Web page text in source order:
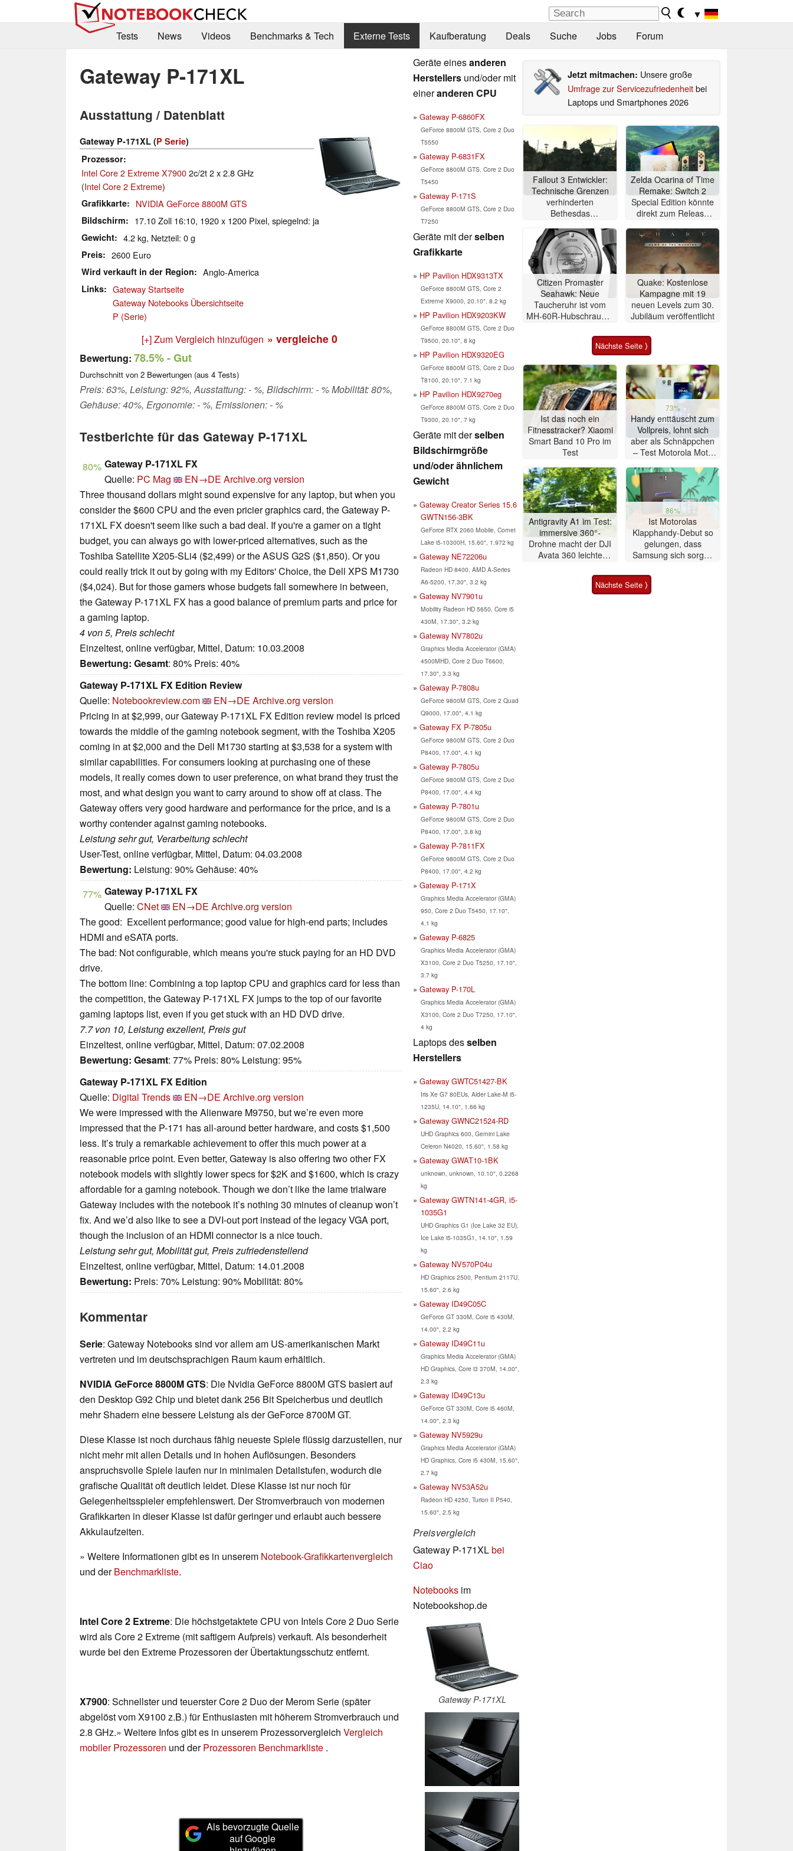
▼
Tests
News Videos Benchmarks & Tech Externe Tests Kaufberatung Deals Suche Jobs Forum
Gateway P-171XL
Ausstattung / Datenblatt
Gateway P-171XL (P Serie)
Prozessor
Intel Core 2 Extreme X79002c/2t 2 x 2.8 GHz
(Intel Core 2 Extreme)
Grafikkarte NVIDIA GeForce 8800M GTS
Bildschirm 17.10 Zoll 16:10, 1920 x 1200 Pixel, spiegelnd: ja
Gewicht 4.2 kg, Netzteil: 0 g
Preis 2600 Euro
Wird verkauft in der Region Anglo-America
Links
Gateway Startseite
Gateway Notebooks Übersichtseite
P (Serie)
[+] Zum Vergleich hinzufügen » vergleiche 0
Bewertung: 78.5%- Gut
Durchschnitt von 2 Bewertungen (aus 4 Tests)
Preis: 63%, Leistung: 92%, Ausstattung: - %, Bildschirm: - % Mobilität: 80%,
Gehäuse: 40%, Ergonomie: - %, Emissionen: - %
Testberichte für das Gateway P-171XL
80% Gateway P-171XL FX
Quelle: PC Mag EN→DE Archive.org version
Three thousand dollars might sound expensive for any laptop, but when you
consider the $600 CPU and the even pricier graphics card, the Gateway P-
171XL FX doesn't seem like such a bad deal. If you're a gamer on a tight
budget, you can always go with lower-priced alternatives, such as the
Toshiba Satellite X205-SLi4 ($2,499) or the ASUS G2S ($1,850). Or you
could really trick it out by going with my Editors' Choice, the Dell XPS M1730
($4,024). But for those gamers whose budgets fall somewhere in between,
the Gateway P-171XL FX has a good balance of premium parts and price for
a gaming laptop.
4 von 5, Preis schlecht
Einzeltest, online verfügbar, Mittel, Datum: 10.03.2008
Bewertung: Gesamt: 80% Preis: 40%
Gateway P-171XL FX Edition Review
Quelle: Notebookreview.com EN→DE Archive.org version
Pricing in at $2,999, our Gateway P-171XL FX Edition review model is priced
towards the middle of the gaming notebook segment, with the Toshiba X205
coming in at $2,000 and the Dell M1730 starting at $3,538 for a system with
similar capabilities. For consumers looking at purchasing one of these
models, it really comes down to user preference, on what brand they trust the
most, and what design you want to carry around to show off at class. The
Gateway offers very good hardware and performance for the price, and is a
worthy contender against gaming notebooks.
Leistung sehr gut, Verarbeitung schlecht
User-Test, online verfügbar, Mittel, Datum: 04.03.2008
Bewertung: Leistung: 90% Gehäuse: 40%
77% Gateway P-171XL FX
Quelle: CNet EN→DE Archive.org version
The good: Excellent performance; good value for high-end parts; includes
HDMI and eSATA ports.
The bad: Not configurable, which means you're stuck paying for an HD DVD
drive.
The bottom line: Combining a top laptop CPU and graphics card for less than
the competition, the Gateway P-171XL FX jumps to the top of our favorite
gaming laptops list, even if you get stuck with an HD DVD drive.
7.7 von 10, Leistung exzellent, Preis gut
Einzeltest, online verfügbar, Mittel, Datum: 07.02.2008
Bewertung: Gesamt: 77% Preis: 80% Leistung: 95%
Gateway P-171XL FX Edition
Quelle: Digital Trends EN→DE Archive.org version
We were impressed with the Alienware M9750, but we’re even more
impressed that the P-171 has all-around better hardware, and costs $1,500
less. It’s truly a remarkable achievement to offer this much power at a
reasonable price point. Even better, Gateway is also offering two other FX
notebook models with slightly lower specs for $2K and $1600, which is crazy
affordable for a gaming notebook. Though we don’t like the lame trialware
Gateway includes with the notebook it’s nothing 30 minutes of cleanup won’t
fix. And we’d also like to see a DVI-out port instead of the legacy VGA port,
though the inclusion of an HDMI connector is a nice touch.
Leistung sehr gut, Mobilität gut, Preis zufriedenstellend
Einzeltest, online verfügbar, Mittel, Datum: 14.01.2008
Bewertung: Preis: 70% Leistung: 90% Mobilität: 80%
Kommentar
Serie: Gateway Notebooks sind vor allem am US-amerikanischen Markt
vertreten und im deutschsprachigen Raum kaum erhältlich.
NVIDIA GeForce 8800M GTS: Die Nvidia GeForce 8800M GTS basiert auf
den Desktop G92 Chip und bietet dank 256 Bit Speicherbus und deutlich
mehr Shadern eine bessere Leistung als der GeForce 8700M GT.
Diese Klasse ist noch durchaus fähig neueste Spiele flüssig darzustellen, nur
nicht mehr mit allen Details und in hohen Auflösungen. Besonders
anspruchsvolle Spiele laufen nur in minimalen Detailstufen, wodurch die
grafische Qualität oft deutlich leidet. Diese Klasse ist nur noch für
Gelegenheitsspieler empfehlenswert. Der Stromverbrauch von modernen
Grafikkarten in dieser Klasse ist dafür geringer und erlaubt auch bessere
Akkulaufzeiten.
» Weitere Informationen gibt es in unserem Notebook-Grafikkartenvergleich
und derBenchmarkliste.
Intel Core 2 Extreme: Die höchstgetaktete CPU von Intels Core 2 Duo Serie
wird als Core 2 Extreme (mit saftigem Aufpreis) verkauft. Als besonderheit
wurde bei den Extreme Prozessoren der Übertaktungsschutz entfernt.
X7900: Schnellster und teuerster Core 2 Duo der Merom Serie (später
abgelöst vom X9100 z.B.) für Enthusiasten mit höherem Stromverbrauch und
2.8 GHz.» Weitere Infos gibt es in unserem Prozessorvergleich Vergleich
mobiler Prozessoren und derProzessoren Benchmarkliste .
Als bevorzugte Quelle
auf Google
Geräte einesanderen
Herstellers und/oder mit
eineranderen CPU
Gateway P-6860FX
GeForce 8800M GTS, Core 2 Duo
T5550
Gateway P-6831FX
GeForce 8800M GTS, Core 2 Duo
T5450
Gateway P-171S
GeForce 8800M GTS, Core 2 Duo
T7250
Geräte mit derselben
Grafikkarte
HP Pavilion HDX9313TX
GeForce 8800M GTS, Core 2
Extreme X9000, 20.10", 8.2 kg
HP Pavilion HDX9203KW
GeForce 8800M GTS, Core 2 Duo
T9500, 20.10", 8 kg
HP Pavilion HDX9320EG
GeForce 8800M GTS, Core 2 Duo
T8100, 20.10", 7.1 kg
HP Pavilion HDX9270eg
GeForce 8800M GTS, Core 2 Duo
T9300, 20.10", 7 kg
Geräte mit derselben
Bildschirmgröße
und/oder ähnlichem
Gewicht
Gateway Creator Series 15.6
GWTN156-3BK
GeForce RTX 2060 Mobile, Comet
Lake i5-10300H, 15.60", 1.972 kg
Gateway NE72206u
Radeon HD 8400, AMD A-Series
A6-5200, 17.30", 3.2 kg
Gateway NV7901u
Mobility Radeon HD 5650, Core i5
430M, 17.30", 3.2 kg
Gateway NV7802u
Graphics Media Accelerator (GMA)
4500MHD, Core 2 Duo T6600,
17.30", 3.3 kg
Gateway P-7808u
GeForce 9800M GTS, Core 2 Quad
Q9000, 17.00", 4.1 kg
Gateway FX P-7805u
GeForce 9800M GTS, Core 2 Duo
P8400, 17.00", 4.1 kg
Gateway P-7805u
GeForce 9800M GTS, Core 2 Duo
P8400, 17.00", 4.4 kg
Gateway P-7801u
GeForce 9800M GTS, Core 2 Duo
P8400, 17.00", 3.8 kg
Gateway P-7811FX
GeForce 9800M GTS, Core 2 Duo
P8400, 17.00", 4.2 kg
Gateway P-171X
Graphics Media Accelerator (GMA)
950, Core 2 Duo T5450, 17.10",
4.1 kg
Gateway P-6825
Graphics Media Accelerator (GMA)
X3100, Core 2 Duo T5250, 17.10",
3.7 kg
Gateway P-170L
Graphics Media Accelerator (GMA)
X3100, Core 2 Duo T7250, 17.10",
4 kg
Laptops desselben
Herstellers
Gateway GWTC51427-BK
Iris Xe G7 80EUs, Alder Lake-M i5-
1235U, 14.10", 1.66 kg
Gateway GWNC21524-RD
UHD Graphics 600, Gemini Lake
Celeron N4020, 15.60", 1.58 kg
Gateway GWAT10-1BK
unknown, unknown, 10.10", 0.2268
kg
Gateway GWTN141-4GR, i5-
1035G1
UHD Graphics G1 (Ice Lake 32 EU),
Ice Lake i5-1035G1, 14.10", 1.59
kg
Gateway NV570P04u
HD Graphics 2500, Pentium 2117U,
15.60", 2.6 kg
Gateway ID49C05C
GeForce GT 330M, Core i5 430M,
14.00", 2.2 kg
Gateway ID49C11u
Graphics Media Accelerator (GMA)
HD Graphics, Core i3 370M, 14.00",
2.3 kg
Gateway ID49C13u
GeForce GT 330M, Core i5 460M,
14.00", 2.3 kg
Gateway NV5929u
Graphics Media Accelerator (GMA)
HD Graphics, Core i5 430M, 15.60",
2.7 kg
Gateway NV53A52u
Radeon HD 4250, Turion II P540,
15.60", 2.5 kg
Preisvergleich
Gateway P-171XLbei
Ciao
Notebooks im
Notebookshop.de
Gateway P-171XL
Jetzt mitmachen: Unsere große
Umfrage zur Servicezufriedenheitbei
Laptops und Smartphones 2026
Fallout 3 Entwickler:
Technische Grenzen
verhinderten
Bethesdas
Zelda Ocarina of Time
Remake: Switch 2
Special Edition könnte
direkt zum Release
Citizen Promaster
Seahawk: Neue
Taucheruhr ist vom
MH-60R-Hubschrauber
Quake: Kostenlose
Kampagne mit 19
neuen Levels zum 30.
Jubiläum veröffentlicht
Nächste Seite ⟩
Ist das noch ein
Fitnesstracker? Xiaomi
Smart Band 10 Pro im
Test
73%
Handy enttäuscht zum
Vollpreis, lohnt sich
aber als Schnäppchen
– Test Motorola Moto
Antigravity A1 im Test:
immersive 360°-
Drohne macht der DJI
Avata 360 leichte
86%
Ist Motorolas
Klapphandy-Debut so
gelungen, dass
Samsung sich sorgen
Smartphone im Test
Nächste Seite ⟩